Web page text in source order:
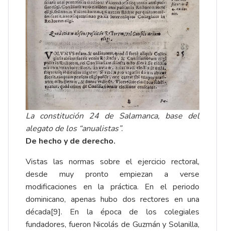
La constitución 24 de Salamanca, base del
alegato de los “anualistas”.
De hecho y de derecho.
Vistas las normas sobre el ejercicio rectoral,
desde muy pronto empiezan a verse
modificaciones en la práctica. En el periodo
dominicano, apenas hubo dos rectores en una
década[9]. En la época de los colegiales
fundadores, fueron Nicolás de Guzmán y Solanilla,